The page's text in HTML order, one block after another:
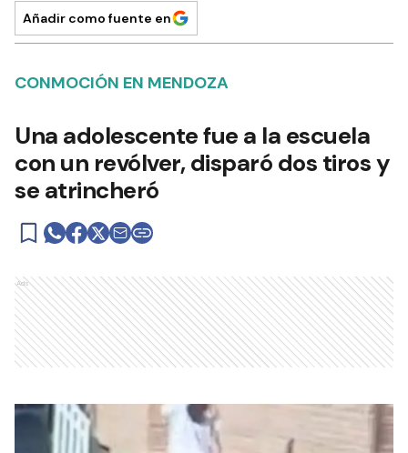
Añadir como fuente en
CONMOCIÓN EN MENDOZA
Una adolescente fue a la escuela
con un revólver, disparó dos tiros y
se atrincheró
Ads